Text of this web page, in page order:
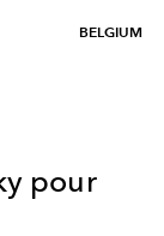
BELGIUM
pour